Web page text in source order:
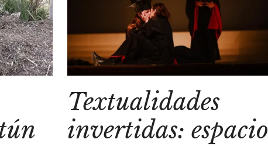
Textualidades
invertidas: espacio